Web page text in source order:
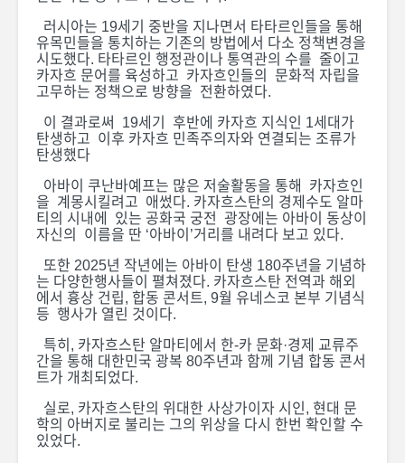
러시아는 19세기 중반을 지나면서 타타르인들을 통해
유목민들을 통치하는 기존의 방법에서 다소 정책변경을
시도했다. 타타르인 행정관이나 통역관의 수를 줄이고
카자흐 문어를 육성하고 카자흐인들의 문화적 자립을
고무하는 정책으로 방향을 전환하였다.
이 결과로써 19세기 후반에 카자흐 지식인 1세대가
탄생하고 이후 카자흐 민족주의자와 연결되는 조류가
탄생했다
아바이 쿠난바예프는 많은 저술활동을 통해 카자흐인
을 계몽시킬려고 애썼다. 카자흐스탄의 경제수도 알마
티의 시내에 있는 공화국 궁전 광장에는 아바이 동상이
자신의 이름을 딴 ‘아바이’거리를 내려다 보고 있다.
또한 2025년 작년에는 아바이 탄생 180주년을 기념하
는 다양한행사들이 펼쳐졌다. 카자흐스탄 전역과 해외
에서 흉상 건립, 합동 콘서트, 9월 유네스코 본부 기념식
등 행사가 열린 것이다.
특히, 카자흐스탄 알마티에서 한-카 문화·경제 교류주
간을 통해 대한민국 광복 80주년과 함께 기념 합동 콘서
트가 개최되었다.
실로, 카자흐스탄의 위대한 사상가이자 시인, 현대 문
학의 아버지로 불리는 그의 위상을 다시 한번 확인할 수
있었다.